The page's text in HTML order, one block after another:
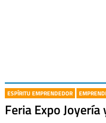
ESPÍRITU EMPRENDEDOR
Feria Expo